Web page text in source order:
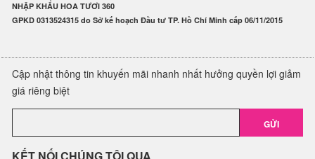
NHẬP KHẨU HOA TƯƠI 360
GPKD 0313524315 do Sở kế hoạch Đầu tư TP. Hồ Chí Minh cấp 06/11/2015
Cập nhật thông tin khuyến mãi nhanh nhất hưởng quyền lợi giảm
giá riêng biệt
GỬI